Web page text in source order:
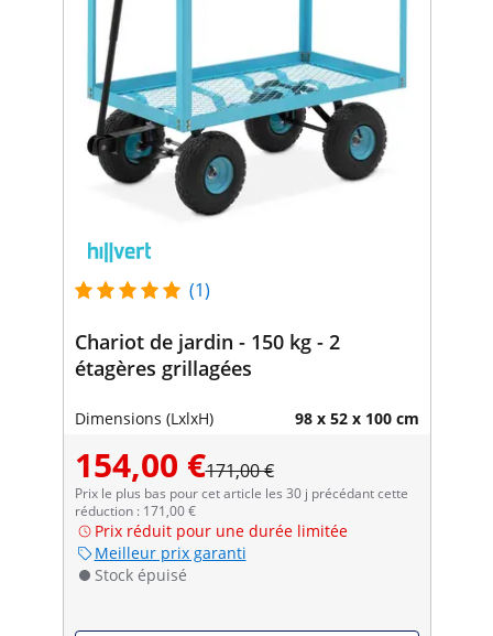
(1)
Chariot de jardin - 150 kg - 2
étagères grillagées
Dimensions (LxlxH) 98 x 52 x 100 cm
154,00 €171,00 €
Prix le plus bas pour cet article les 30 j précédant cette
réduction : 171,00 €
Prix réduit pour une durée limitée
Meilleur prix garanti
Stock épuisé